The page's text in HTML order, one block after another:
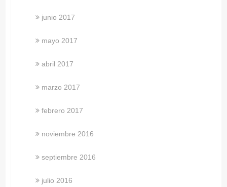
junio 2017
mayo 2017
abril 2017
marzo 2017
febrero 2017
noviembre 2016
septiembre 2016
julio 2016